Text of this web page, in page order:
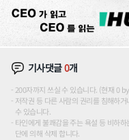
기사댓글0개
200자까지 쓰실 수 있습니다. (현재 0
저작권 등 다른 사람의 권리를 침해하
수 있습니다.
타인에게 불쾌감을 주는 욕설 등 비하
단에 의해 삭제 합니다.